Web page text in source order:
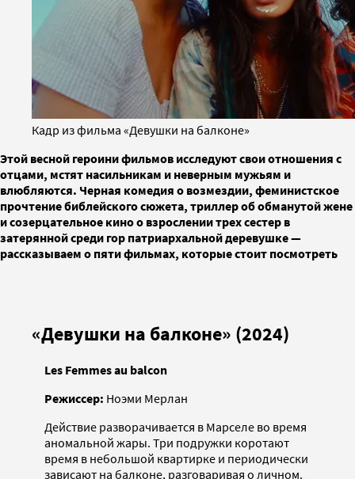
Кадр из фильма «Девушки на балконе»
Этой весной героини фильмов исследуют свои отношения с
отцами, мстят насильникам и неверным мужьям и
влюбляются. Черная комедия о возмездии, феминистское
прочтение библейского сюжета, триллер об обманутой жене
и созерцательное кино о взрослении трех сестер в
затерянной среди гор патриархальной деревушке —
рассказываем о пяти фильмах, которые стоит посмотреть
«Девушки на балконе» (2024)
Les Femmes au balcon
Режиссер: Ноэми Мерлан
Действие разворачивается в Марселе во время
аномальной жары. Три подружки коротают
время в небольшой квартирке и периодически
зависают на балконе, разговаривая о личном.